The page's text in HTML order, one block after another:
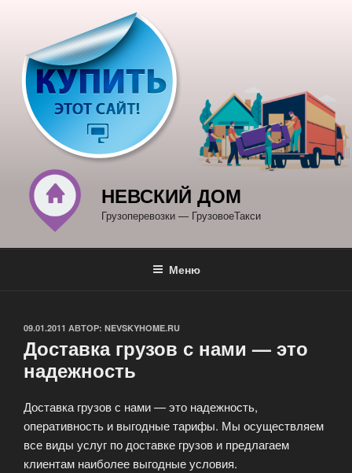
содержимому
НЕВСКИЙ ДОМ
Грузоперевозки — ГрузовоеТакси
Меню
ОПУБЛИКОВАНО
09.01.2011 АВТОР: NEVSKYHOME.RU
Доставка грузов с нами — это
надежность
Доставка грузов с нами — это надежность,
оперативность и выгодные тарифы. Мы осуществляем
все виды услуг по доставке грузов и предлагаем
клиентам наиболее выгодные условия.